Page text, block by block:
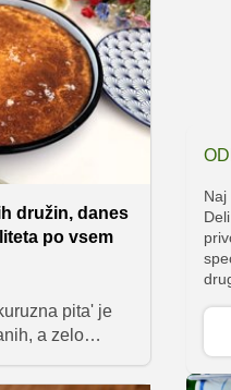
družin, danes
po vsem
pita' je
a zelo
preprostih
Naj